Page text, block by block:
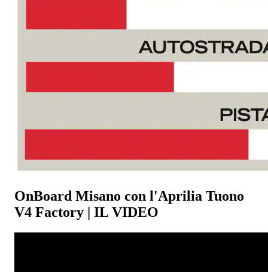
OnBoard Misano con l'Aprilia Tuono
V4 Factory | IL VIDEO